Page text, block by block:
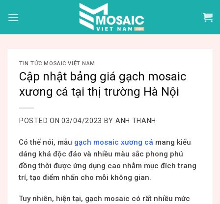
TIN TỨC MOSAIC VIỆT NAM
Cập nhật bảng giá gạch mosaic
xương cá tại thị trường Hà Nội
POSTED ON 03/04/2023 BY ANH THANH
Có thể nói, mẫu gạch mosaic xương cá mang kiểu
dáng khá độc đáo và nhiều màu sắc phong phú
đồng thời được ứng dụng cao nhằm mục đích trang
trí, tạo điểm nhấn cho mỗi không gian.
Tuy nhiên, hiện tại, gạch mosaic có rất nhiều mức